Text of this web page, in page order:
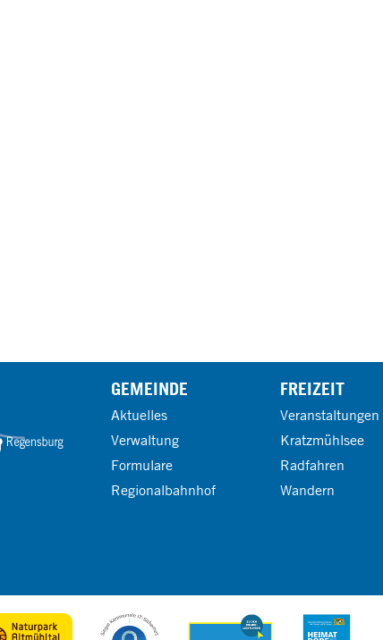
GEMEINDE
Aktuelles
Verwaltung
Formulare
Regionalbahnhof
FREIZEIT
Veranstaltungen
Kratzmühlsee
Radfahren
Wandern